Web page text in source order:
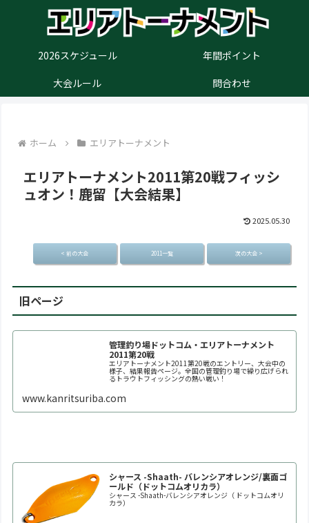
2026スケジュール
年間ポイント
大会ルール
問合わせ
ホーム エリアトーナメント
エリアトーナメント2011第20戦フィッシ
ュオン！鹿留【大会結果】
2025.05.30
< 前の大会 2011一覧 次の大会 >
旧ページ
管理釣り場ドットコム・エリアトーナメント
2011第20戦
エリアトーナメント2011第20戦のエントリー、大会中の
様子、結果報告ページ。全国の管理釣り場で繰り広げられ
るトラウトフィッシングの熱い戦い！
www.kanritsuriba.com
シャース -Shaath- バレンシアオレンジ/裏面ゴ
ールド（ドットコムオリカラ）
シャース -Shaath-バレンシアオレンジ（ ドットコムオリ
カラ）